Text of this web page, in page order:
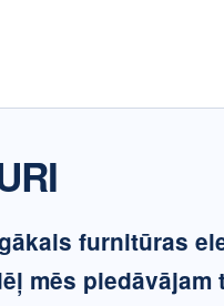
furnitūras
mēs